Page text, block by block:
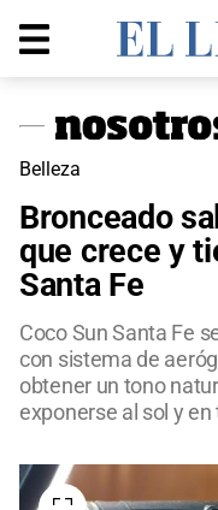
Belleza
Bronceado
que crece y
Santa Fe
Coco Sun Santa Fe
con sistema de
obtener un tono
exponerse al sol y